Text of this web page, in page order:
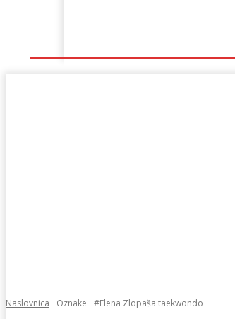
Naslovnica Oznake #Elena Zlopaša taekwondo